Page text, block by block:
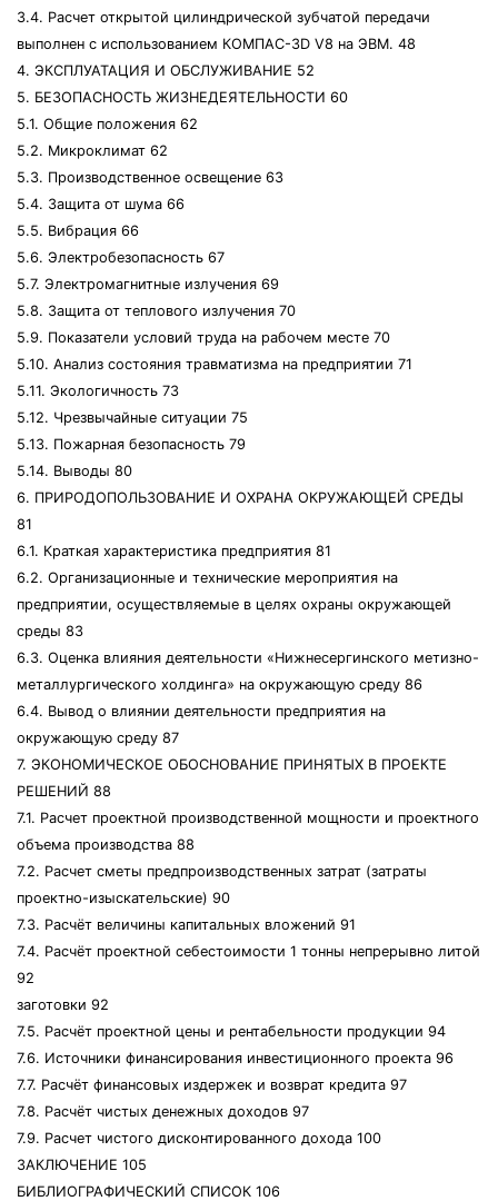
3.4. Расчет открытой цилиндрической зубчатой передачи
выполнен с использованием КОМПАС-3D V8 на ЭВМ. 48
4. ЭКСПЛУАТАЦИЯ И ОБСЛУЖИВАНИЕ 52
5. БЕЗОПАСНОСТЬ ЖИЗНЕДЕЯТЕЛЬНОСТИ 60
5.1. Общие положения 62
5.2. Микроклимат 62
5.3. Производственное освещение 63
5.4. Защита от шума 66
5.5. Вибрация 66
5.6. Электробезопасность 67
5.7. Электромагнитные излучения 69
5.8. Защита от теплового излучения 70
5.9. Показатели условий труда на рабочем месте 70
5.10. Анализ состояния травматизма на предприятии 71
5.11. Экологичность 73
5.12. Чрезвычайные ситуации 75
5.13. Пожарная безопасность 79
5.14. Выводы 80
6. ПРИРОДОПОЛЬЗОВАНИЕ И ОХРАНА ОКРУЖАЮЩЕЙ СРЕДЫ
81
6.1. Краткая характеристика предприятия 81
6.2. Организационные и технические мероприятия на
предприятии, осуществляемые в целях охраны окружающей
среды 83
6.3. Оценка влияния деятельности «Нижнесергинского метизно-
металлургического холдинга» на окружающую среду 86
6.4. Вывод о влиянии деятельности предприятия на
окружающую среду 87
7. ЭКОНОМИЧЕСКОЕ ОБОСНОВАНИЕ ПРИНЯТЫХ В ПРОЕКТЕ
РЕШЕНИЙ 88
7.1. Расчет проектной производственной мощности и проектного
объема производства 88
7.2. Расчет сметы предпроизводственных затрат (затраты
проектно-изыскательские) 90
7.3. Расчёт величины капитальных вложений 91
7.4. Расчёт проектной себестоимости 1 тонны непрерывно литой
92
заготовки 92
7.5. Расчёт проектной цены и рентабельности продукции 94
7.6. Источники финансирования инвестиционного проекта 96
7.7. Расчёт финансовых издержек и возврат кредита 97
7.8. Расчёт чистых денежных доходов 97
7.9. Расчет чистого дисконтированного дохода 100
ЗАКЛЮЧЕНИЕ 105
БИБЛИОГРАФИЧЕСКИЙ СПИСОК 106